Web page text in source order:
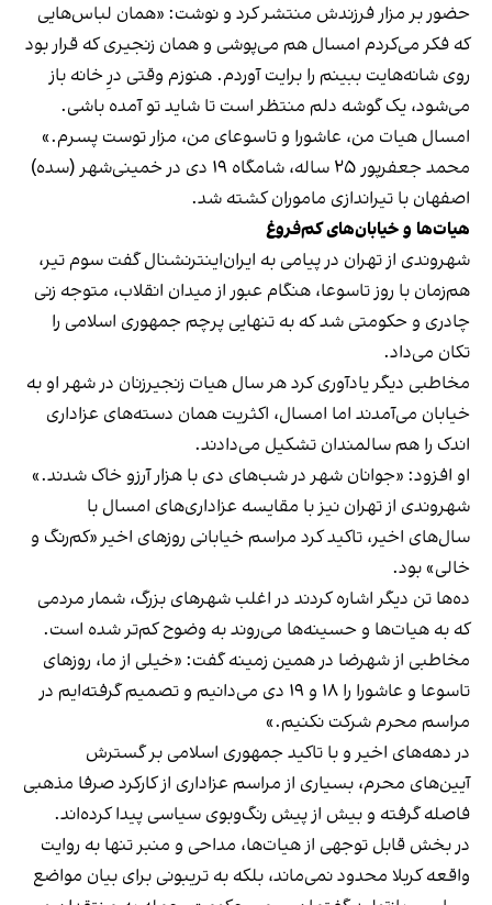
حضور بر مزار فرزندش منتشر کرد و نوشت: «همان لباس‌هایی
که فکر می‌کردم امسال هم می‌پوشی و همان زنجیری که قرار بود
روی شانه‌هایت ببینم را برایت آوردم. هنوزم وقتی درِ خانه باز
می‌شود، یک گوشه دلم منتظر است تا شاید تو آمده باشی.
امسال هیات من، عاشورا و تاسوعای من، مزار توست پسرم.»
محمد جعفرپور ۲۵ ساله، شامگاه ۱۹ دی در خمینی‌شهر (سده)
اصفهان با تیراندازی ماموران کشته شد.
هیات‌ها و خیابان‌های کم‌فروغ
شهروندی از تهران در پیامی به ایران‌اینترنشنال گفت سوم تیر،
هم‌زمان با روز تاسوعا، هنگام عبور از میدان انقلاب، متوجه زنی
چادری و حکومتی شد که به تنهایی پرچم جمهوری اسلامی را
تکان می‌داد.
مخاطبی دیگر یادآوری کرد هر سال هیات زنجیرزنان در شهر او به
خیابان می‌آمدند اما امسال، اکثریت همان دسته‌های عزاداری
اندک را هم سالمندان تشکیل می‌دادند.
او افزود: «جوانان شهر در شب‌های دی با هزار آرزو خاک شدند.»
شهروندی از تهران نیز با مقایسه عزاداری‌های امسال با
سال‌های اخیر، تاکید کرد مراسم خیابانی روزهای اخیر «کم‌رنگ و
خالی» بود.
ده‌ها تن دیگر اشاره کردند در اغلب شهرهای بزرگ، شمار مردمی
که به هیات‌ها و حسینه‌ها می‌روند به وضوح کم‌تر شده است.
مخاطبی از شهرضا در همین زمینه گفت: «خیلی از ما، روزهای
تاسوعا و عاشورا را ۱۸ و ۱۹ دی می‌دانیم و تصمیم گرفته‌ایم در
مراسم محرم شرکت نکنیم.»
در دهه‌های اخیر و با تاکید جمهوری اسلامی بر گسترش
آیین‌های محرم، بسیاری از مراسم عزاداری از کارکرد صرفا مذهبی
فاصله گرفته و بیش از پیش رنگ‌وبوی سیاسی پیدا کرده‌اند.
در بخش قابل توجهی از هیات‌ها، مداحی و منبر تنها به روایت
واقعه کربلا محدود نمی‌ماند، بلکه به تریبونی برای بیان مواضع